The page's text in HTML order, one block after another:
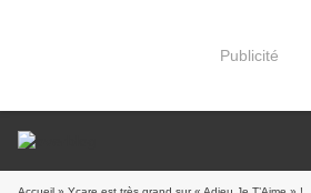
Publicité